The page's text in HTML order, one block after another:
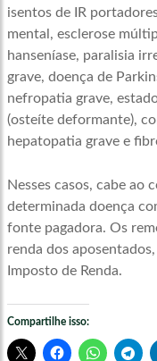
isentos de IR
mental, esclerose
hanseníase, paralisia
grave, doença de
nefropatia grave,
(osteíte deformante),
hepatopatia grave e
Nesses casos, cabe
determinada doença
fonte pagadora. Os
renda dos
Imposto de Renda.
Compartilhe isso: